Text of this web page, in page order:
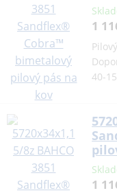
1
40-
1